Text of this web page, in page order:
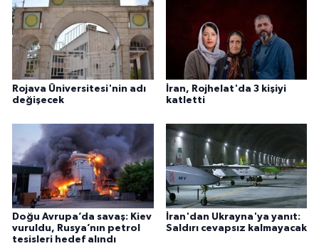
Rojava Üniversitesi'nin adı
değişecek
İran, Rojhelat'da 3 kişiyi
katletti
Doğu Avrupa’da savaş: Kiev
vuruldu, Rusya’nın petrol
tesisleri hedef alındı
İran'dan Ukrayna'ya yanıt:
Saldırı cevapsız kalmayacak